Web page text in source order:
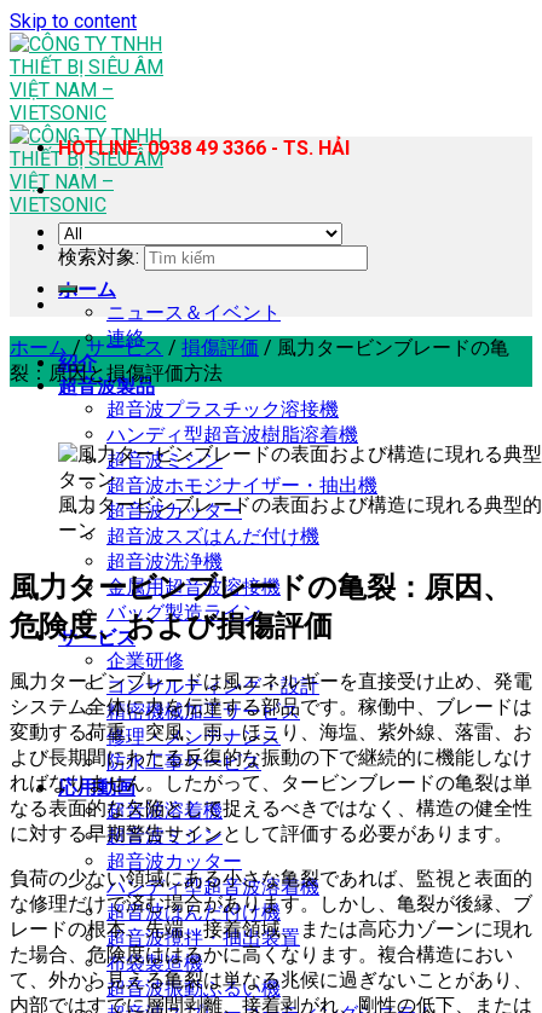
Skip to content
ホーム
ニュース＆イベント
連絡
紹介
超音波製品
超音波プラスチック溶接機
ハンディ型超音波樹脂溶着機
超音波ミシン
超音波ホモジナイザー・抽出機
超音波カッター
超音波スズはんだ付け機
超音波洗浄機
金属用超音波溶接機
バッグ製造ライン
サービス
企業研修
コンサルティング・設計
精密機械加工サービス
修理・メンテナンス
防水工事サービス
応用動画
超音波溶着機
超音波ミシン
超音波カッター
ハンディ型超音波溶着機
超音波はんだ付け機
超音波攪拌・抽出装置
布袋製造機
超音波振動ふるい機
HOTLINE: 0938 49 3366 - TS. HẢI
検索対象:
ホーム / サービス / 損傷評価 / 風力タービンブレードの亀
裂：原因と損傷評価方法
風力タービンブレードの表面および構造に現れる典型
ーン
風力タービンブレードの亀裂：原因、
危険度、および損傷評価
風力タービンブレードは風エネルギーを直接受け止め、発電
システム全体に力を伝達する部品です。稼働中、ブレードは
変動する荷重、突風、雨、ほこり、海塩、紫外線、落雷、お
よび長期間にわたる反復的な振動の下で継続的に機能しなけ
ればなりません。したがって、タービンブレードの亀裂は単
なる表面的な欠陥として捉えるべきではなく、構造の健全性
に対する早期警告サインとして評価する必要があります。
負荷の少ない領域にある小さな亀裂であれば、監視と表面的
な修理だけで済む場合があります。しかし、亀裂が後縁、ブ
レードの根本、先端、接着領域、または高応力ゾーンに現れ
た場合、危険度ははるかに高くなります。複合構造におい
て、外から見える亀裂は単なる兆候に過ぎないことがあり、
内部ではすでに層間剥離、接着剥がれ、剛性の低下、または